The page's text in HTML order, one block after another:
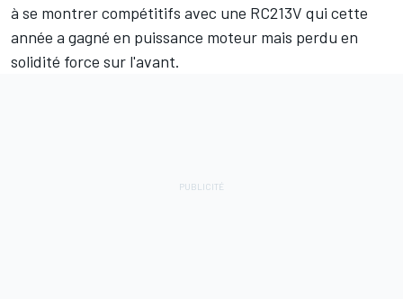
à se montrer compétitifs avec une RC213V qui cette
année a gagné en puissance moteur mais perdu en
solidité force sur l'avant.